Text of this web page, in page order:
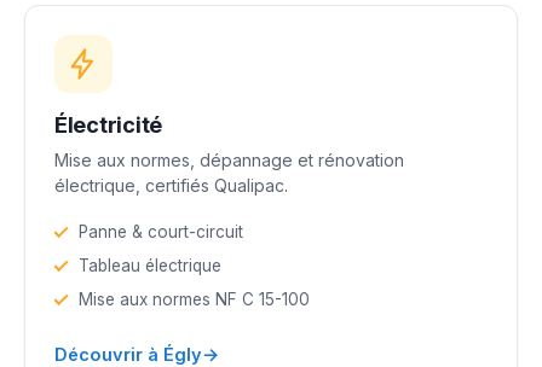
Électricité
Mise aux normes, dépannage et rénovation
électrique, certifiés Qualipac.
Panne & court-circuit
Tableau électrique
Mise aux normes NF C 15-100
Découvrir à Égly→